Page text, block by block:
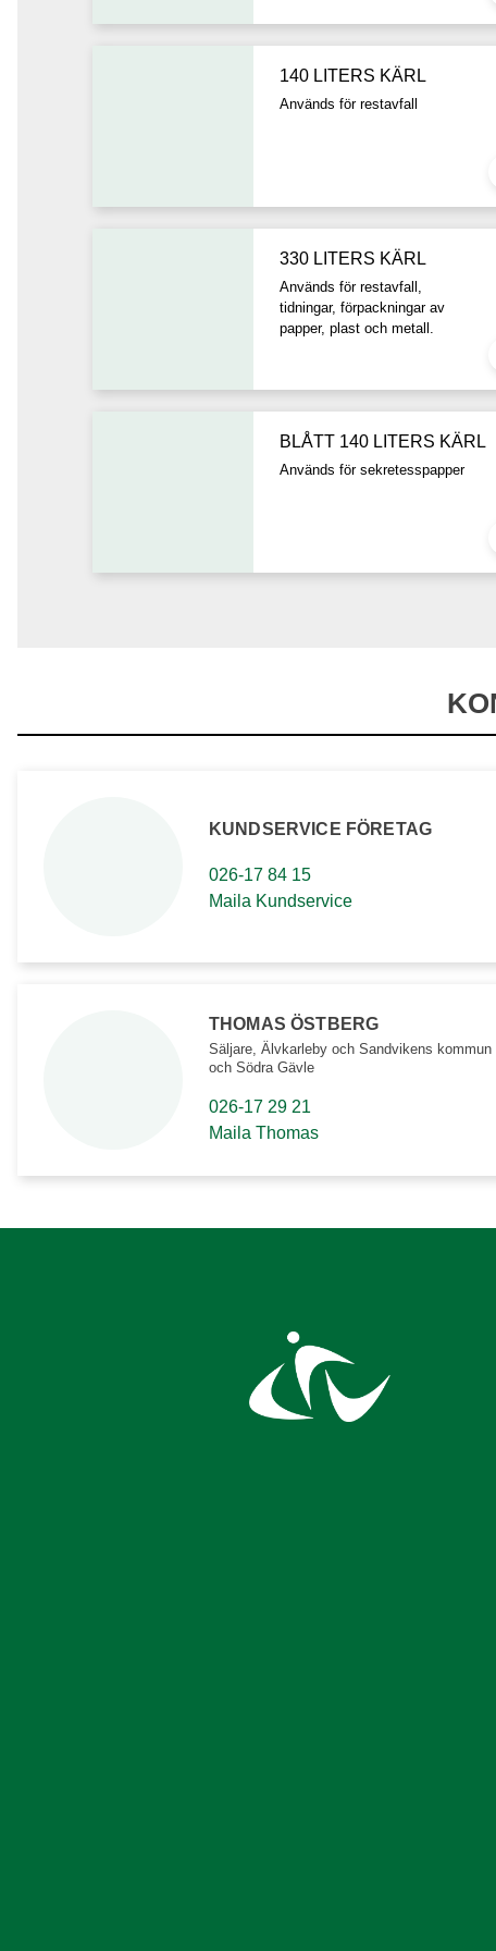
140 LITERS KÄRL
Används för restavfall
330 LITERS KÄRL
Används för restavfall,
tidningar, förpackningar av
papper, plast och metall.
BLÅTT 140 LITERS KÄRL
Används för sekretesspapper
KUNDSERVICE FÖRETAG
026-17 84 15
Maila Kundservice
THOMAS ÖSTBERG
Säljare, Älvkarleby och Sandvikens kommun
och Södra Gävle
026-17 29 21
Maila Thomas